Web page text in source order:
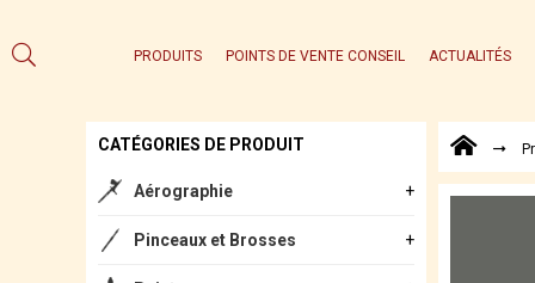
PRODUITS POINTS DE VENTE CONSEIL ACTUALITÉS
CATÉGORIES DE PRODUIT
Aérographie
Pinceaux et Brosses